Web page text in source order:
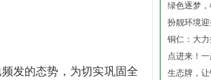
发的态势，为切实巩固全
绿色逐梦
扮靓环境
铜仁：大
点进来！一
生态牌，